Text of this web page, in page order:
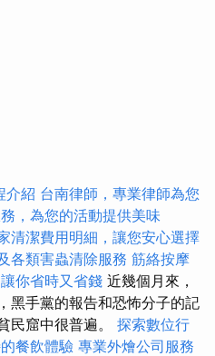
介紹 台南律師，專業律師為您
，為您的活動提供美味
清潔費用明細，讓您安心選擇
各類害蟲清除服務 筋絡按摩
你省時又省錢 近幾個月來，
黑手黨的報告和恐怖分子的記
民窟中很普遍。 探索數位行
餐飲體驗 專業外燴公司服務